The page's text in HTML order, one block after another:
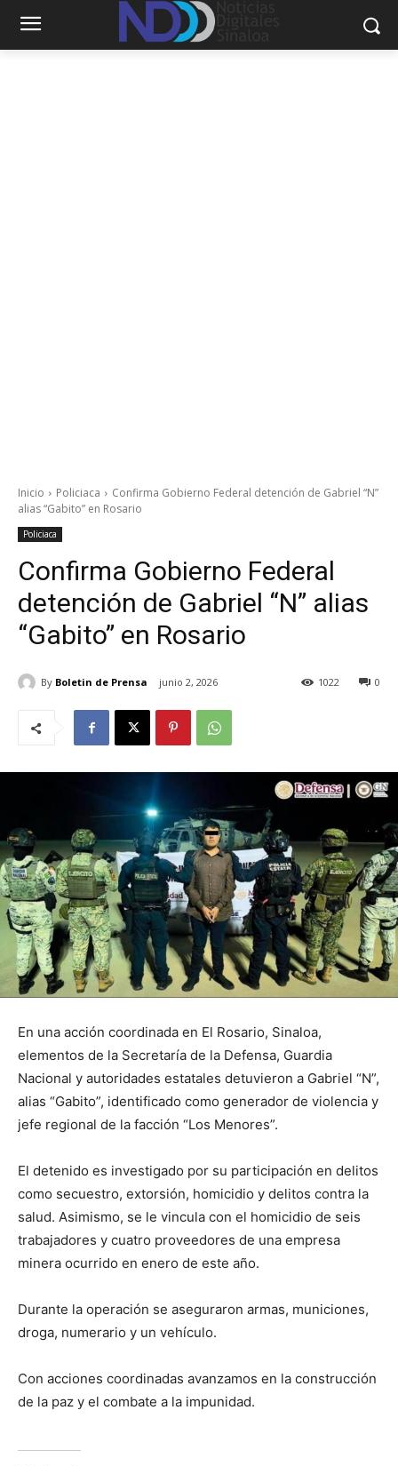
Inicio Policiaca
Confirma Gobierno Federal detención de Gabriel “N”
alias “Gabito” en Rosario
Policiaca
Confirma Gobierno Federal
detención de Gabriel “N” alias
“Gabito” en Rosario
By Boletin de Prensa junio 2, 2026 0
1022
En una acción coordinada en El Rosario, Sinaloa,
elementos de la Secretaría de la Defensa, Guardia
Nacional y autoridades estatales detuvieron a Gabriel “N”,
alias “Gabito”, identificado como generador de violencia y
jefe regional de la facción “Los Menores”.
El detenido es investigado por su participación en delitos
como secuestro, extorsión, homicidio y delitos contra la
salud. Asimismo, se le vincula con el homicidio de seis
trabajadores y cuatro proveedores de una empresa
minera ocurrido en enero de este año.
Durante la operación se aseguraron armas, municiones,
droga, numerario y un vehículo.
Con acciones coordinadas avanzamos en la construcción
de la paz y el combate a la impunidad.